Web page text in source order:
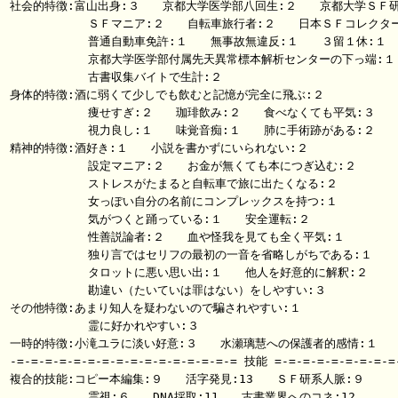
社会的特徴:富山出身:３　　京都大学医学部八回生:２　　京都大学ＳＦ
ＳＦマニア:２　　自転車旅行者:２　　日本ＳＦコレクタ
           普通自動車免許:１　　無事故無違反:１　　３留１休:１
           京都大学医学部付属先天異常標本解析センターの下っ端:１
           古書収集バイトで生計:２
身体的特徴:酒に弱くて少しでも飲むと記憶が完全に飛ぶ:２
           痩せすぎ:２　　珈琲飲み:２　　食べなくても平気:３
           視力良し:１　　味覚音痴:１　　肺に手術跡がある:２
精神的特徴:酒好き:１　　小説を書かずにいられない:２
           設定マニア:２　　お金が無くても本につぎ込む:２
           ストレスがたまると自転車で旅に出たくなる:２
           女っぽい自分の名前にコンプレックスを持つ:１
           気がつくと踊っている:１　　安全運転:２
           性善説論者:２　　血や怪我を見ても全く平気:１
           独り言ではセリフの最初の一音を省略しがちである:１
           タロットに悪い思い出:１　　他人を好意的に解釈:２
           勘違い（たいていは罪はない）をしやすい:３
その他特徴:あまり知人を疑わないので騙されやすい:１
           霊に好かれやすい:３
一時的特徴:小滝ユラに淡い好意:３　　水瀬璃慧への保護者的感情:１
-=-=-=-=-=-=-=-=-=-=-=-=-=-=-=-= 技能 =-=-=-=-=-=-=-=-
複合的技能:コピー本編集:９　　活字発見:13　　ＳＦ研系人脈:９